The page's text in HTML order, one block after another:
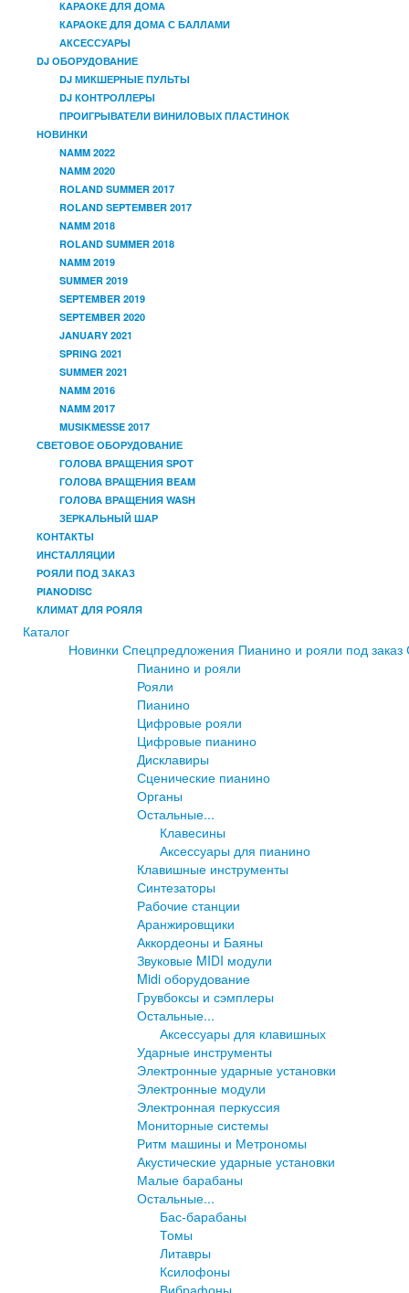
КАРАОКЕ ДЛЯ ДОМА
КАРАОКЕ ДЛЯ ДОМА С БАЛЛАМИ
АКСЕССУАРЫ
DJ ОБОРУДОВАНИЕ
DJ МИКШЕРНЫЕ ПУЛЬТЫ
DJ КОНТРОЛЛЕРЫ
ПРОИГРЫВАТЕЛИ ВИНИЛОВЫХ ПЛАСТИНОК
НОВИНКИ
NAMM 2022
NAMM 2020
ROLAND SUMMER 2017
ROLAND SEPTEMBER 2017
NAMM 2018
ROLAND SUMMER 2018
NAMM 2019
SUMMER 2019
SEPTEMBER 2019
SEPTEMBER 2020
JANUARY 2021
SPRING 2021
SUMMER 2021
NAMM 2016
NAMM 2017
MUSIKMESSE 2017
СВЕТОВОЕ ОБОРУДОВАНИЕ
ГОЛОВА ВРАЩЕНИЯ SPOT
ГОЛОВА ВРАЩЕНИЯ BEAM
ГОЛОВА ВРАЩЕНИЯ WASH
ЗЕРКАЛЬНЫЙ ШАР
КОНТАКТЫ
ИНСТАЛЛЯЦИИ
РОЯЛИ ПОД ЗАКАЗ
PIANODISC
КЛИМАТ ДЛЯ РОЯЛЯ
Каталог
Новинки Спецпредложения Пианино и рояли под заказ
Пианино и рояли
Рояли
Пианино
Цифровые рояли
Цифровые пианино
Дисклавиры
Сценические пианино
Органы
Остальные...
Клавесины
Аксессуары для пианино
Клавишные инструменты
Синтезаторы
Рабочие станции
Аранжировщики
Аккордеоны и Баяны
Звуковые MIDI модули
Midi оборудование
Грувбоксы и сэмплеры
Остальные...
Аксессуары для клавишных
Ударные инструменты
Электронные ударные установки
Электронные модули
Электронная перкуссия
Мониторные системы
Ритм машины и Метрономы
Акустические ударные установки
Малые барабаны
Остальные...
Бас-барабаны
Томы
Литавры
Ксилофоны
Вибрафоны